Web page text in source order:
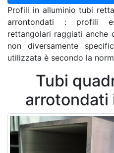
Profili in alluminio tubi
arrontondati : profili
rettangolari raggiati anche
non diversamente
utilizzata è secondo la
Tubi
arrotondati